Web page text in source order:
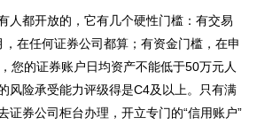
人都开放的，它有几个硬性门槛：有交易
在任何证券公司都算；有资金门槛，在申
您的证券账户日均资产不能低于50万元人
风险承受能力评级得是C4及以上。只有满
证券公司柜台办理，开立专门的“信用账户”